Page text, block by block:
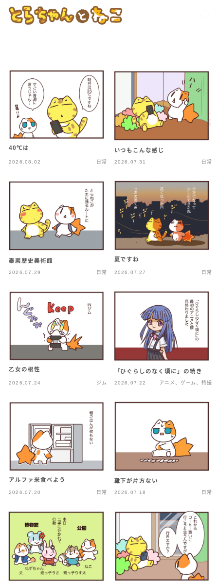
40℃は
2026.08.02 日常
いつもこんな感じ
2026.07.31 日常
泰巖歴史美術館
2026.07.29 日常
夏ですね
2026.07.27 日常
乙女の根性
2026.07.24 ジム
「ひぐらしのなく頃に」の続き
2026.07.22 アニメ、ゲーム、特撮
アルファ米食べよう
2026.07.20 日常
靴下が片方ない
2026.07.18 日常